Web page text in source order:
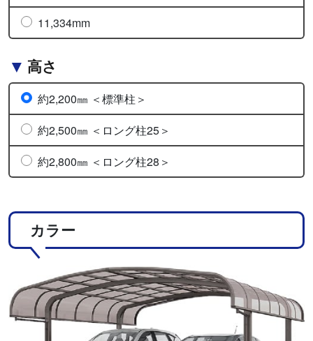
11,334mm
高さ
約2,200㎜ ＜標準柱＞
約2,500㎜ ＜ロング柱25＞
約2,800㎜ ＜ロング柱28＞
カラー